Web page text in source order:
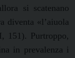
si scatenano
diventa «l’aiuola
151). Purtroppo,
in prevalenza i